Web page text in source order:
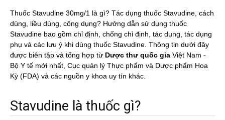
Thuốc Stavudine 30mg/1 là gì? Tác dụng thuốc Stavudine, cách
dùng, liều dùng, công dụng? Hướng dẫn sử dụng thuốc
Stavudine bao gồm chỉ định, chống chỉ định, tác dụng, tác dụng
phụ và các lưu ý khi dùng thuốc Stavudine. Thông tin dưới đây
được biên tập và tổng hợp từ Dược thư quốc gia Việt Nam -
Bộ Y tế mới nhất, Cục quản lý Thực phẩm và Dược phẩm Hoa
Kỳ (FDA) và các nguồn y khoa uy tín khác.
Stavudine là thuốc gì?